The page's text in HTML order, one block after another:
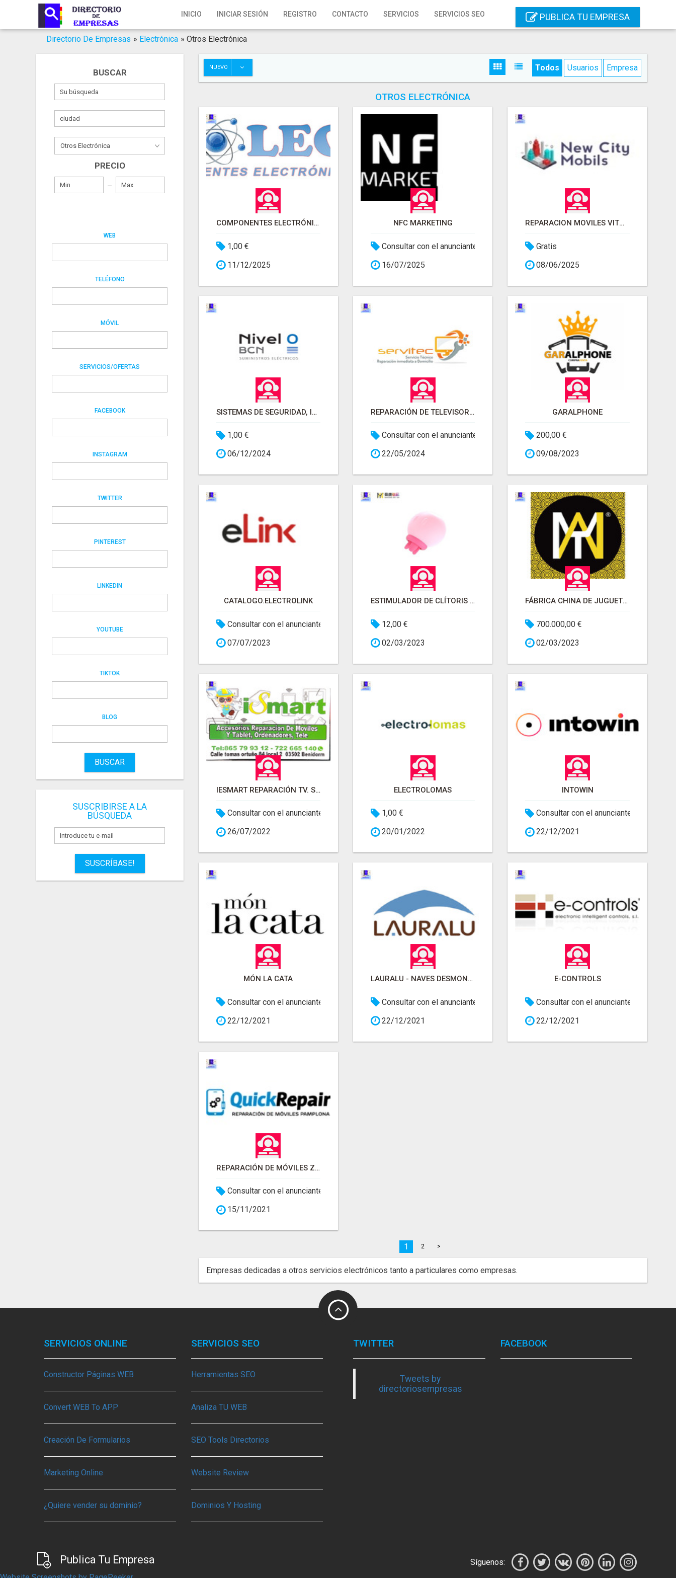
INICIO INICIAR SESIÓN REGISTRO CONTACTO SERVICIOS SERVICIOS SEO PUBLICA TU EMPRESA
Inicio
Iniciar Sesión
Servicios SEO
Publica Tu Empresa
Directorio De Empresas » Electrónica » Otros Electrónica
BUSCAR
PRECIO
WEB
TELÉFONO
MÓVIL
SERVICIOS/OFERTAS
FACEBOOK
INSTAGRAM
TWITTER
PINTEREST
LINKEDIN
YOUTUBE
TIKTOK
BLOG
BUSCAR
SUSCRIBIRSE A LA
BÚSQUEDA
SUSCRÍBASE!
NUEVO Todos Usuarios Empresa
OTROS ELECTRÓNICA
COMPONENTES ELECTRÓNICOS MLEON
1,00 €
11/12/2025
NFC MARKETING
Consultar con el anunciante
16/07/2025
REPARACION MOVILES VITORIA
Gratis
08/06/2025
SISTEMAS DE SEGURIDAD, ILUMINACIÓN Y CONTROL DE ACCESOS
1,00 €
06/12/2024
REPARACIÓN DE TELEVISORES EN VALENCIA - SERVITEC
Consultar con el anunciante
22/05/2024
GARALPHONE
200,00 €
09/08/2023
CATALOGO.ELECTROLINK
Consultar con el anunciante
07/07/2023
ESTIMULADOR DE CLÍTORIS DE SUCCIÓN DE PEZÓN
12,00 €
02/03/2023
FÁBRICA CHINA DE JUGUETES SEXUALES MANTANG
700.000,00 €
02/03/2023
IESMART REPARACIÓN TV. SMARTPHONE
Consultar con el anunciante
26/07/2022
ELECTROLOMAS
1,00 €
20/01/2022
INTOWIN
Consultar con el anunciante
22/12/2021
MÓN LA CATA
Consultar con el anunciante
22/12/2021
LAURALU - NAVES DESMONTABLES
Consultar con el anunciante
22/12/2021
E-CONTROLS
Consultar con el anunciante
22/12/2021
REPARACIÓN DE MÓVILES ZARAGOZA | QUICK REPAIR
Consultar con el anunciante
15/11/2021
1 2 >
Empresas dedicadas a otros servicios electrónicos tanto a particulares como empresas.
SERVICIOS ONLINE
Constructor Páginas WEB
Convert WEB To APP
Creación De Formularios
Marketing Online
¿Quiere vender su dominio?
SERVICIOS SEO
Herramientas SEO
Analiza TU WEB
SEO Tools Directorios
Website Review
Dominios Y Hosting
TWITTER
Tweets by
directoriosempresas
FACEBOOK
Publica Tu Empresa
Síguenos: